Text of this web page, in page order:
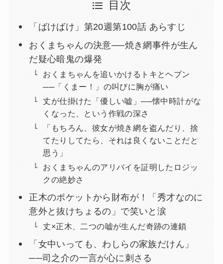
目次
「ばけばけ」第20週第100話 あらすじ
おくまちゃんの決意──焼き網事件が生ん
だ疑心暗鬼の爆発
おくまちゃんを追いかけるトキとヘブン
──「くまー！」の叫びに胸が痛い
丈が仕掛けた「優しい嘘」──懐中時計がな
くなった、という作戦の深さ
「もちろん、彼女が焼き網を盗んだり、捨
てたりしてたら、それは良くないことだと
思う」
おくまちゃんのアリバイを証明したロジッ
クの絶妙さ
正木のポケットから財布が！「秀才なのに
意外と抜けちょるの」で笑いと涙
丈×正木、二つの嘘が生んだ奇跡の連鎖
「女中いっても、わしらの家族だけん」
──司之介の一言が心に刺さる